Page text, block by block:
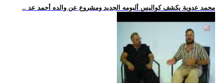
.. محمد عدوية يكشف كواليس ألبومه الجديد ومشروع عن والده أحمد عد